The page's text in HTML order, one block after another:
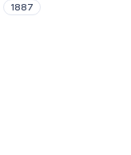
1887